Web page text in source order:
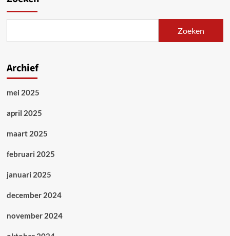
Zoeken
Archief
mei 2025
april 2025
maart 2025
februari 2025
januari 2025
december 2024
november 2024